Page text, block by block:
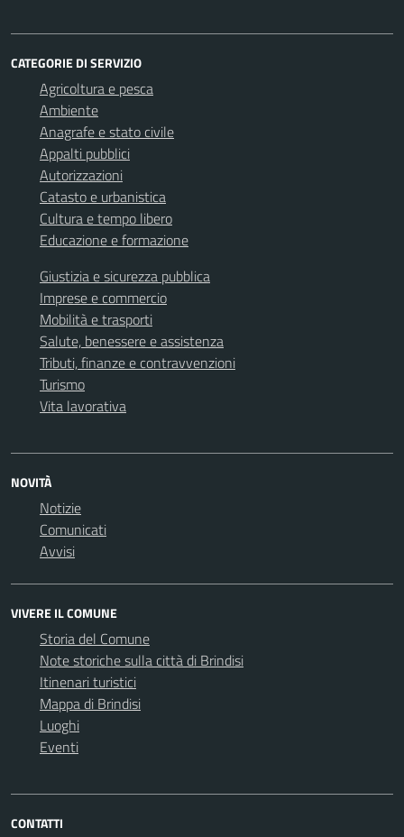
CATEGORIE DI SERVIZIO
Agricoltura e pesca
Ambiente
Anagrafe e stato civile
Appalti pubblici
Autorizzazioni
Catasto e urbanistica
Cultura e tempo libero
Educazione e formazione
Giustizia e sicurezza pubblica
Imprese e commercio
Mobilità e trasporti
Salute, benessere e assistenza
Tributi, finanze e contravvenzioni
Turismo
Vita lavorativa
NOVITÀ
Notizie
Comunicati
Avvisi
VIVERE IL COMUNE
Storia del Comune
Note storiche sulla città di Brindisi
Itinenari turistici
Mappa di Brindisi
Luoghi
Eventi
CONTATTI